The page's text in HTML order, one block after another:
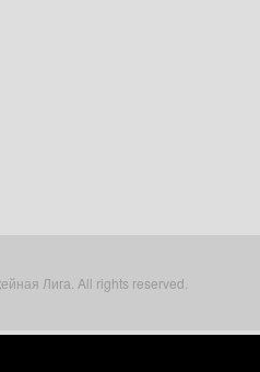
Лига. All rights reserved.